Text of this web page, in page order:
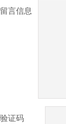
留言信息
验证码